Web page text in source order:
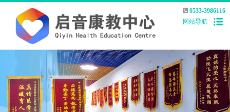
0533-3986116
网站导航